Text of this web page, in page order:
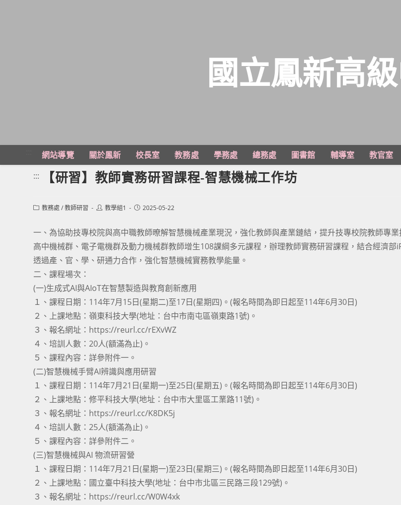
主
國立鳳新高
網站導覽 關於鳳新 校長室 教務處 學務處 總務處 圖書館 輔導室 教官室
::: 【研習】教師實務研習課程-智慧機械工作坊
Post教務處 /教師研習
Post教學組1
Post2025-05-22
一、為協助技專校院與高中職教師暸解智慧機械產業現況，強化教師與產業鏈結，提升技專校院教師專
高中機械群、電子電機群及動力機械群教師增生108課綱多元課程，辦理教師實務研習課程，結合經濟部
透過產、官、學、研通力合作，強化智慧機械實務教學能量。
二、課程場次：
(一)生成式AI與AIoT在智慧製造與教育創新應用
１、課程日期：114年7月15日(星期二)至17日(星期四)。(報名時間為即日起至114年6月30日)
２、上課地點：嶺東科技大學(地址：台中市南屯區嶺東路1號)。
３、報名網址：https://reurl.cc/rEXvWZ
４、培訓人數：20人(額滿為止)。
５、課程內容：詳參附件一。
(二)智慧機械手臂AI辨識與應用研習
１、課程日期：114年7月21日(星期一)至25日(星期五)。(報名時間為即日起至114年6月30日)
２、上課地點：修平科技大學(地址：台中市大里區工業路11號)。
３、報名網址：https://reurl.cc/K8DK5j
４、培訓人數：25人(額滿為止)。
５、課程內容：詳參附件二。
(三)智慧機械與AI 物流研習營
１、課程日期：114年7月21日(星期一)至23日(星期三)。(報名時間為即日起至114年6月30日)
２、上課地點：國立臺中科技大學(地址：台中市北區三民路三段129號)。
３、報名網址：https://reurl.cc/W0W4xk